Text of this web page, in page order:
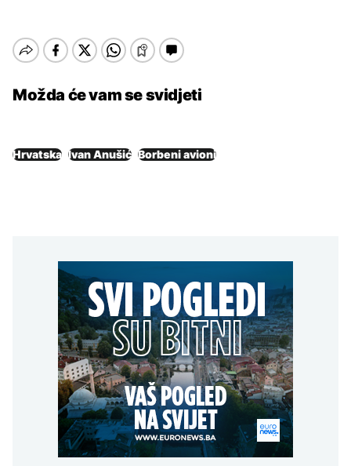
Možda će vam se svidjeti
Hrvatska Ivan Anušić Borbeni avioni